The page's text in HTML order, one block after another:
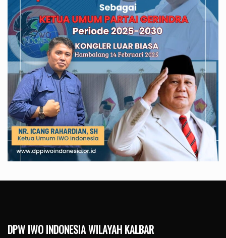
DPW IWO INDONESIA WILAYAH KALBAR